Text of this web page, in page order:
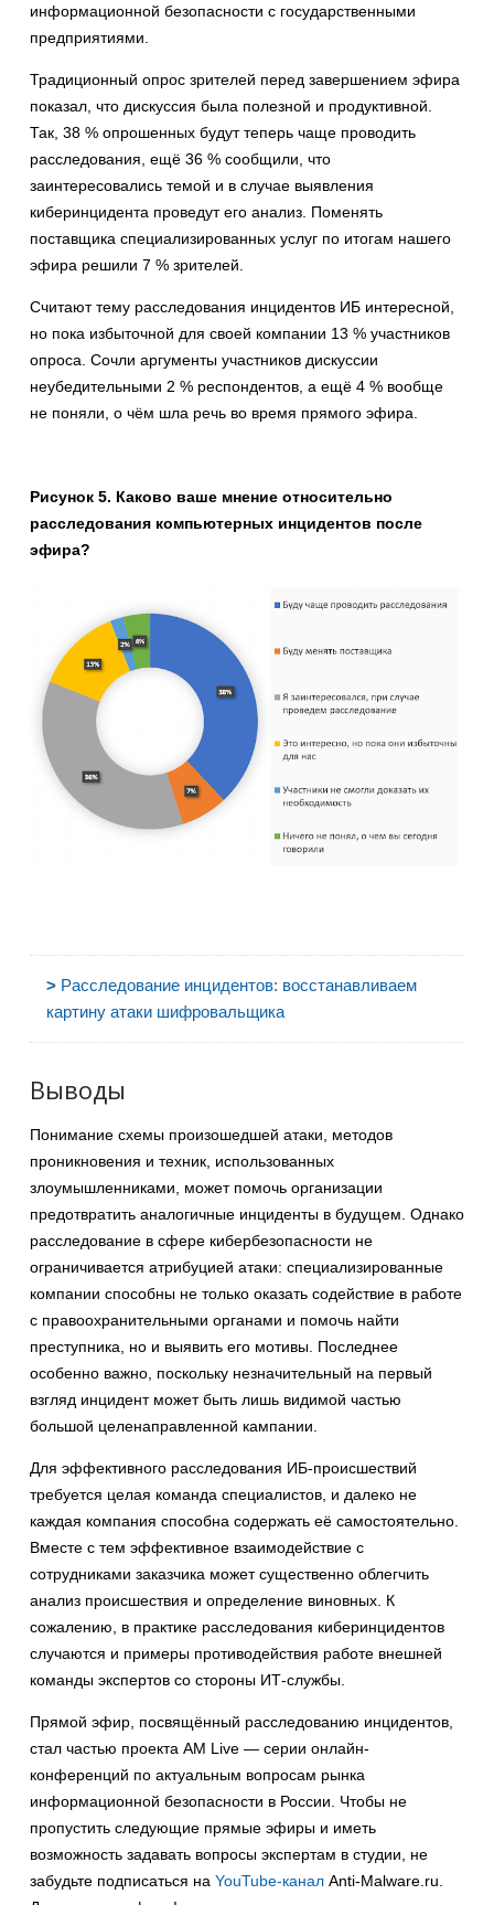
информационной безопасности с государственными
предприятиями.
Традиционный опрос зрителей перед завершением эфира
показал, что дискуссия была полезной и продуктивной.
Так, 38 % опрошенных будут теперь чаще проводить
расследования, ещё 36 % сообщили, что
заинтересовались темой и в случае выявления
киберинцидента проведут его анализ. Поменять
поставщика специализированных услуг по итогам нашего
эфира решили 7 % зрителей.
Считают тему расследования инцидентов ИБ интересной,
но пока избыточной для своей компании 13 % участников
опроса. Сочли аргументы участников дискуссии
неубедительными 2 % респондентов, а ещё 4 % вообще
не поняли, о чём шла речь во время прямого эфира.
Рисунок 5. Каково ваше мнение относительно
расследования компьютерных инцидентов после
эфира?
> Расследование инцидентов: восстанавливаем
картину атаки шифровальщика
Выводы
Понимание схемы произошедшей атаки, методов
проникновения и техник, использованных
злоумышленниками, может помочь организации
предотвратить аналогичные инциденты в будущем. Однако
расследование в сфере кибербезопасности не
ограничивается атрибуцией атаки: специализированные
компании способны не только оказать содействие в работе
с правоохранительными органами и помочь найти
преступника, но и выявить его мотивы. Последнее
особенно важно, поскольку незначительный на первый
взгляд инцидент может быть лишь видимой частью
большой целенаправленной кампании.
Для эффективного расследования ИБ-происшествий
требуется целая команда специалистов, и далеко не
каждая компания способна содержать её самостоятельно.
Вместе с тем эффективное взаимодействие с
сотрудниками заказчика может существенно облегчить
анализ происшествия и определение виновных. К
сожалению, в практике расследования киберинцидентов
случаются и примеры противодействия работе внешней
команды экспертов со стороны ИТ-службы.
Прямой эфир, посвящённый расследованию инцидентов,
стал частью проекта AM Live — серии онлайн-
конференций по актуальным вопросам рынка
информационной безопасности в России. Чтобы не
пропустить следующие прямые эфиры и иметь
возможность задавать вопросы экспертам в студии, не
забудьте подписаться на YouTube-канал Anti-Malware.ru.